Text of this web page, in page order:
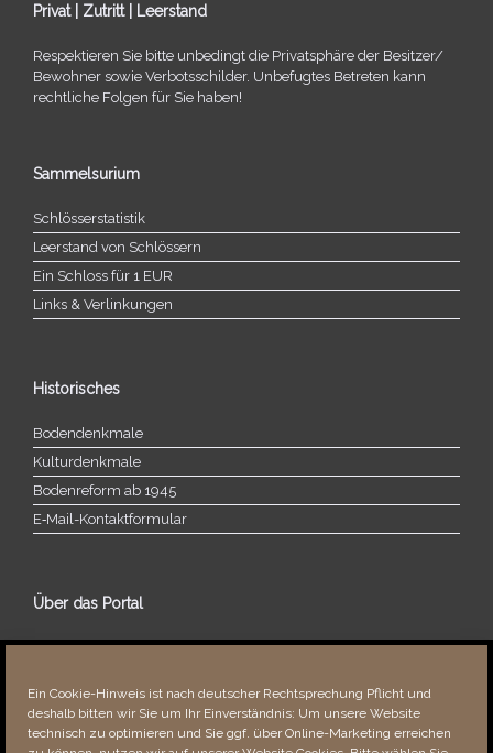
Ein Cookie-Hinweis ist nach deutscher Rechtsprechung Pflicht und
deshalb bitten wir Sie um Ihr Einverständnis: Um unsere Website
technisch zu optimieren und Sie ggf. über Online-Marketing erreichen
Privat | Zutritt | Leerstand
Respektieren Sie bitte unbe­dingt die Privatsphäre der Besitzer/​
Bewohner sowie Verbotsschilder. Unbefugtes Betreten kann
recht­li­che Folgen für Sie haben!
Sammelsurium
Schlösserstatistik
Leerstand von Schlössern
Ein Schloss für 1 EUR
Links & Verlinkungen
Historisches
Bodendenkmale
Kulturdenkmale
Bodenreform ab 1945
E‑Mail-​​Kontaktformular
Über das Portal
Über dieses Portal
Fehler bemerkt?